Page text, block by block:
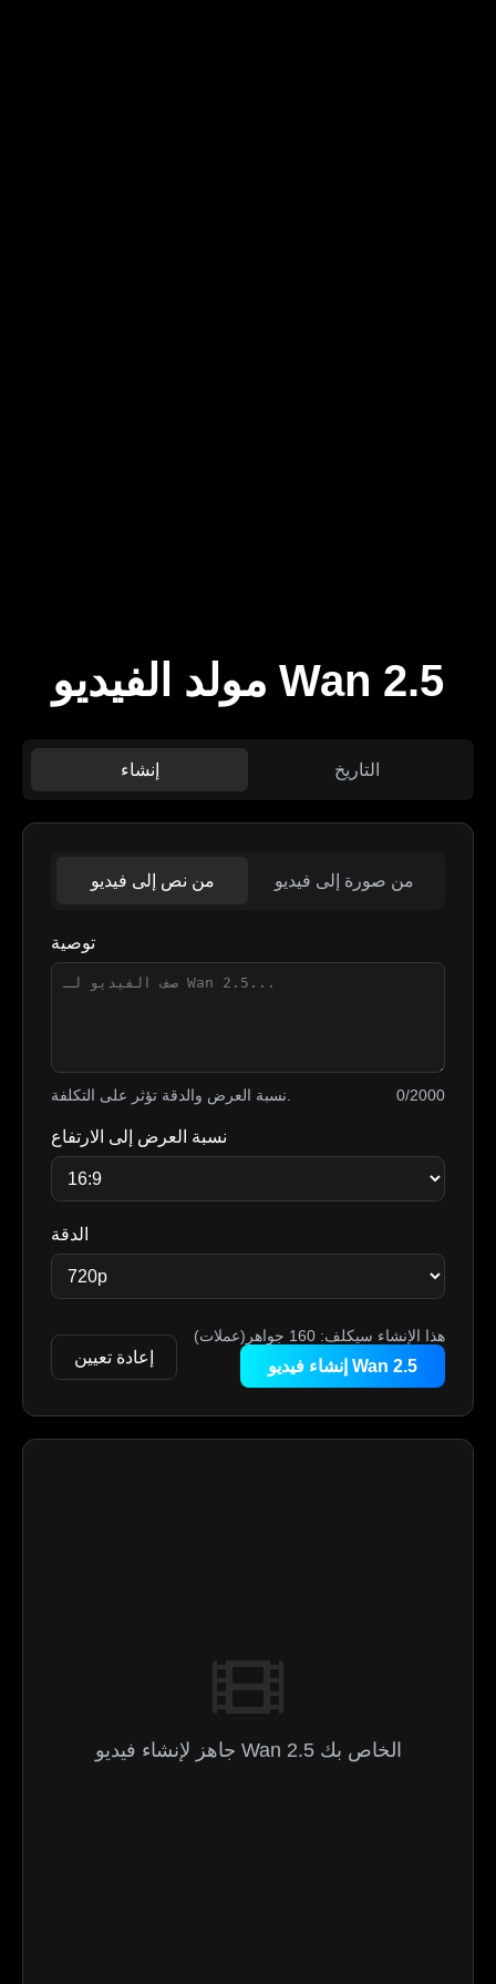
مولد الفيديو Wan 2.5
إنشاء التاريخ
من نص إلى فيديو من صورة إلى فيديو
توصية
0/2000
نسبة العرض إلى الارتفاع
الدقة
إعادة تعيين
هذا الإنشاء سيكلف: 160 جواهر(عملات)
إنشاء فيديو Wan 2.5
جاهز لإنشاء فيديو Wan 2.5 الخاص بك